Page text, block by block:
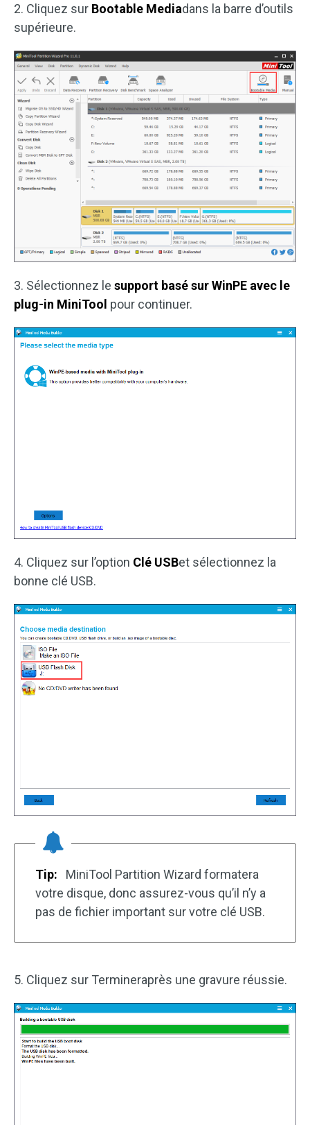
2. Cliquez sur Bootable Mediadans la barre d’outils
supérieure.
3. Sélectionnez le support basé sur WinPE avec le
plug-in MiniTool pour continuer.
4. Cliquez sur l’option Clé USBet sélectionnez la
bonne clé USB.
Tip:
MiniTool Partition Wizard formatera
votre disque, donc assurez-vous qu’il n’y a
pas de fichier important sur votre clé USB.
5. Cliquez sur Termineraprès une gravure réussie.